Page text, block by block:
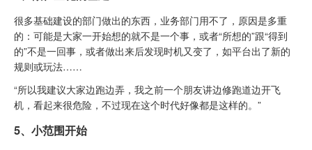
很多基础建设的部门做出的东西，业务部门用不了，原因是多重
的：可能是大家一开始想的就不是一个事，或者“所想的”跟“得到
的”不是一回事，或者做出来后发现时机又变了，如平台出了新的
规则或玩法……
“所以我建议大家边跑边弄，我之前一个朋友讲边修跑道边开飞
机，看起来很危险，不过现在这个时代好像都是这样的。”
5、小范围开始